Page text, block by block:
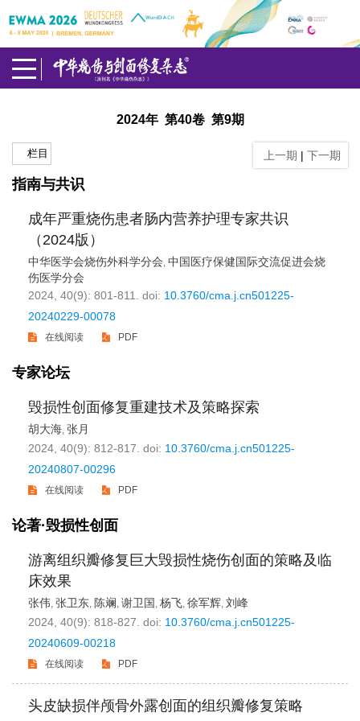
2024年 第40卷 第9期
栏目 上一期 | 下一期
指南与共识
成年严重烧伤患者肠内营养护理专家共识
（2024版）
中华医学会烧伤外科学分会, 中国医疗保健国际交流促进会烧
伤医学分会
2024, 40(9): 801-811. doi: 10.3760/cma.j.cn501225-
20240229-00078
在线阅读 PDF
专家论坛
毁损性创面修复重建技术及策略探索
胡大海, 张月
2024, 40(9): 812-817. doi: 10.3760/cma.j.cn501225-
20240807-00296
在线阅读 PDF
论著·毁损性创面
游离组织瓣修复巨大毁损性烧伤创面的策略及临
床效果
张伟, 张卫东, 陈斓, 谢卫国 , 杨飞, 徐军辉, 刘峰
2024, 40(9): 818-827. doi: 10.3760/cma.j.cn501225-
20240609-00218
在线阅读 PDF
头皮缺损伴颅骨外露创面的组织瓣修复策略